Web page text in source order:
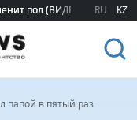
пол (ВИДЕО)
пол (ВИДЕО) RU KZ
папой в пятый раз